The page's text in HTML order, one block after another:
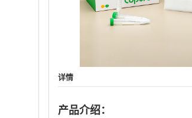
详情
产品介绍：